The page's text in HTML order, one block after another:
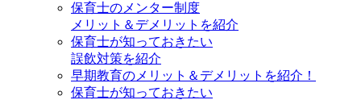
保育士のメンター制度
メリット＆デメリットを紹介
保育士が知っておきたい
誤飲対策を紹介
早期教育のメリット＆デメリットを紹介！
保育士が知っておきたい